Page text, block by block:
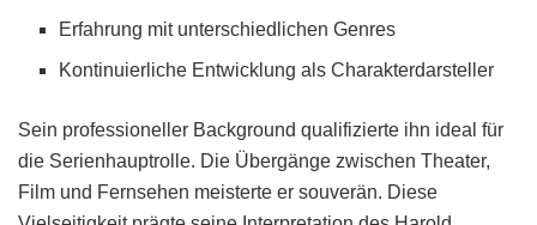
Erfahrung mit unterschiedlichen Genres
Kontinuierliche Entwicklung als Charakterdarsteller
Sein professioneller Background qualifizierte ihn ideal für
die Serienhauptrolle. Die Übergänge zwischen Theater,
Film und Fernsehen meisterte er souverän. Diese